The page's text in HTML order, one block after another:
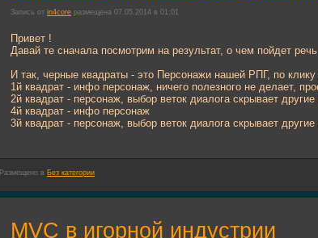
Запись от in4core размещена 07.05.2014 в 01:01
Привет !
Давай те сначала посмотрим на результат, о чем пойдет
И так, черные квадраты - это Персонажи нашей РПГ, по
1й квадрат - инфо персонаж, ничего полезного не делает,
2й квадрат - персонаж, выбор веток диалога скрывает другие
4й квадрат - инфо персонаж
3й квадрат - персонаж, выбор веток диалога скрывает другие
Размещено в Без категории
MVC в игорной индустрии